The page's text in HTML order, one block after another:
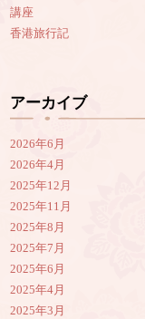
講座
香港旅行記
アーカイブ
2026年6月
2026年4月
2025年12月
2025年11月
2025年8月
2025年7月
2025年6月
2025年4月
2025年3月